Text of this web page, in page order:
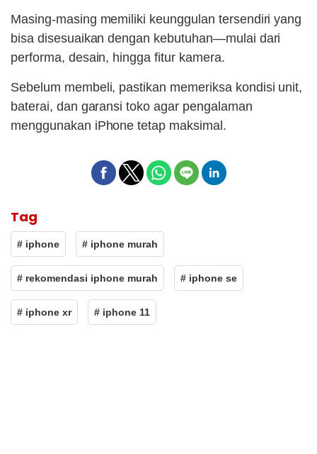
Masing-masing memiliki keunggulan tersendiri yang
bisa disesuaikan dengan kebutuhan—mulai dari
performa, desain, hingga fitur kamera.
Sebelum membeli, pastikan memeriksa kondisi unit,
baterai, dan garansi toko agar pengalaman
menggunakan iPhone tetap maksimal.
Tag
# iphone # iphone murah
# rekomendasi iphone murah # iphone se
# iphone xr # iphone 11